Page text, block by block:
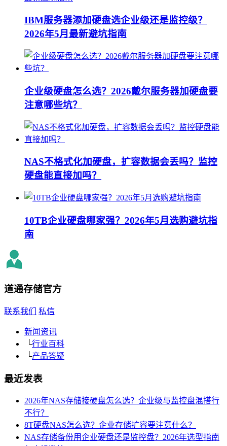
IBM服务器添加硬盘选企业级还是监控级？
2026年5月最新避坑指南
企业级硬盘怎么选？2026戴尔服务器加硬盘要
注意哪些坑？
NAS不格式化加硬盘，扩容数据会丢吗？监控
硬盘能直接加吗？
10TB企业硬盘哪家强？2026年5月选购避坑指
南
道通存储官方
联系我们 私信
新闻资讯
└行业百科
└产品答疑
最近发表
2026年NAS存储接硬盘怎么选？企业级与监控盘混搭行
不行？
8T硬盘NAS怎么选？企业存储扩容要注意什么？
NAS存储备份用企业硬盘还是监控盘？2026年选型指南